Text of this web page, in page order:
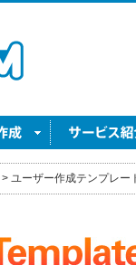
> ユーザー作成テンプレー